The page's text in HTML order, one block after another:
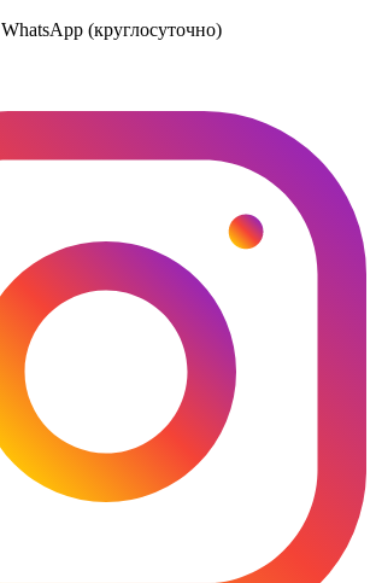
WhatsApp (круглосуточно)